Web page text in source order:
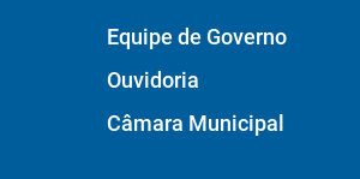
Equipe de Governo
Ouvidoria
Câmara Municipal